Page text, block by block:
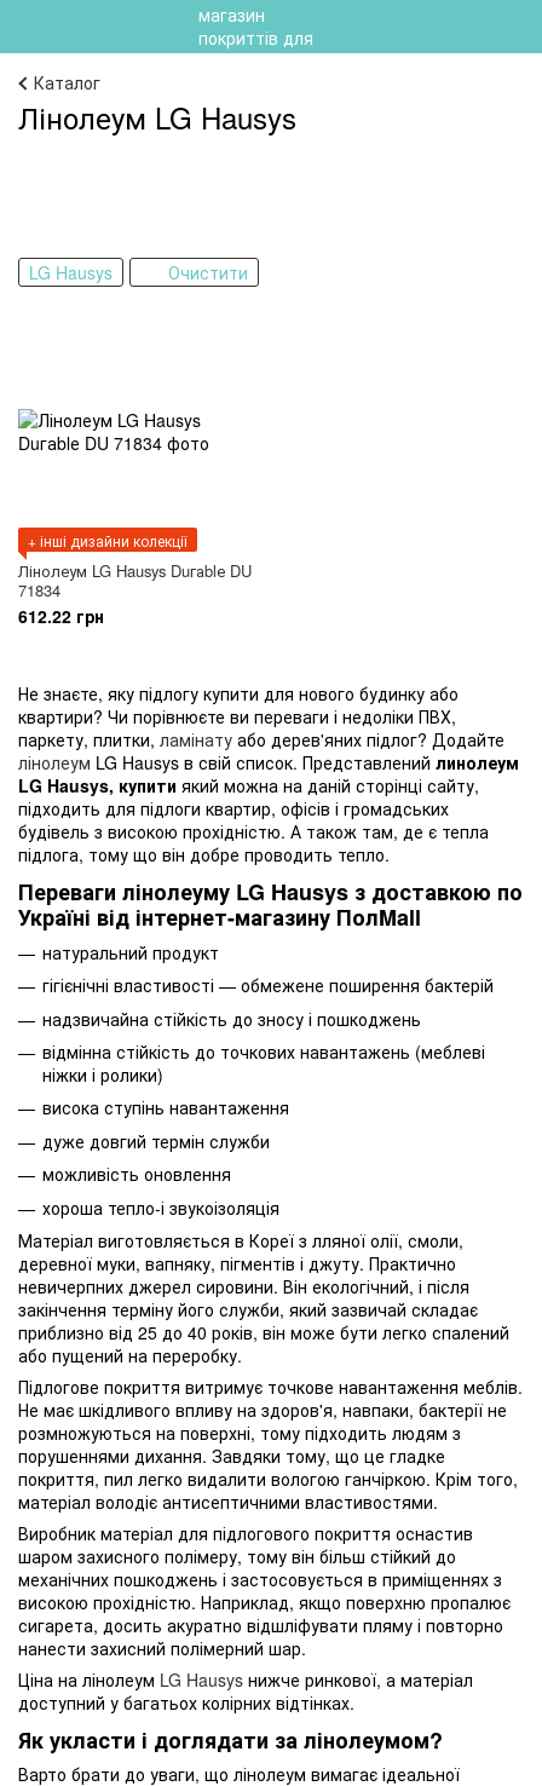
Каталог
Лінолеум LG Hausys
LG Hausys Очистити
+ інші дизайни колекції
Лінолеум LG Hausys Duгаblе DU
71834
612.22 грн
Не знаєте, яку підлогу купити для нового будинку або
квартири? Чи порівнюєте ви переваги і недоліки ПВХ,
паркету, плитки, ламінату або дерев'яних підлог? Додайте
лінолеум LG Hausys в свій список. Представлений линолеум
LG Hausys, купити який можна на даній сторінці сайту,
підходить для підлоги квартир, офісів і громадських
будівель з високою прохідністю. А також там, де є тепла
підлога, тому що він добре проводить тепло.
Переваги лінолеуму LG Hausys з доставкою по
Україні від інтернет-магазину ПолMall
натуральний продукт
гігієнічні властивості — обмежене поширення бактерій
надзвичайна стійкість до зносу і пошкоджень
відмінна стійкість до точкових навантажень (меблеві
ніжки і ролики)
висока ступінь навантаження
дуже довгий термін служби
можливість оновлення
хороша тепло-і звукоізоляція
Матеріал виготовляється в Кореї з лляної олії, смоли,
деревної муки, вапняку, пігментів і джуту. Практично
невичерпних джерел сировини. Він екологічний, і після
закінчення терміну його служби, який зазвичай складає
приблизно від 25 до 40 років, він може бути легко спалений
або пущений на переробку.
Підлогове покриття витримує точкове навантаження меблів.
Не має шкідливого впливу на здоров'я, навпаки, бактерії не
розмножуються на поверхні, тому підходить людям з
порушеннями дихання. Завдяки тому, що це гладке
покриття, пил легко видалити вологою ганчіркою. Крім того,
матеріал володіє антисептичними властивостями.
Виробник матеріал для підлогового покриття оснастив
шаром захисного полімеру, тому він більш стійкий до
механічних пошкоджень і застосовується в приміщеннях з
високою прохідністю. Наприклад, якщо поверхню пропалює
сигарета, досить акуратно відшліфувати пляму і повторно
нанести захисний полімерний шар.
Ціна на лінолеум LG Hausys нижче ринкової, а матеріал
доступний у багатьох колірних відтінках.
Як укласти і доглядати за лінолеумом?
Варто брати до уваги, що лінолеум вимагає ідеальної